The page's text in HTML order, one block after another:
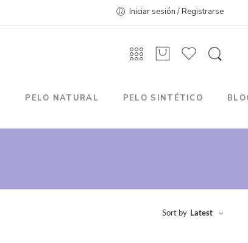
Iniciar sesión / Registrarse
PELO NATURAL PELO SINTÉTICO
Sort by Latest